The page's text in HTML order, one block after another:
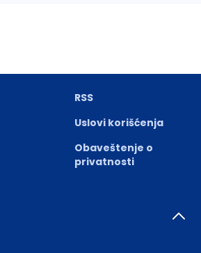
RSS
Uslovi korišćenja
Obaveštenje o
privatnosti